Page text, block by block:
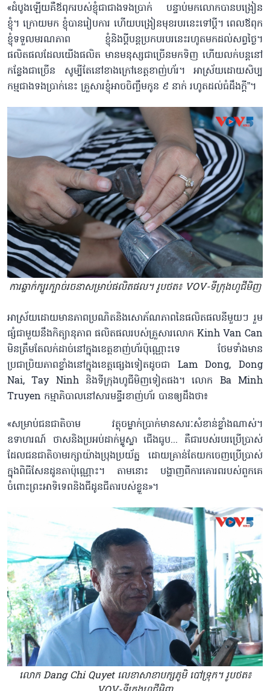
«ដំបូងឡើយគឺឪពុករបស់ខ្ញុំជាជាងទងប្រាក់ បន្ទាប់មកលោកបានបង្រៀន
ខ្ញុំ។ ក្រោយមក ខ្ញុំបានរៀបការ ហើយបង្រៀនមុខរបរនេះទៅប្តី។ ពេលឪពុក
ខ្ញុំទទួលមរណភាព ខ្ញុំនិងប្តីបន្តប្រកបរបរនេះរហូតមកដល់សព្វថ្ងៃ។
ផលិតផលដែលយើងផលិត មានមនុស្សជាច្រើនមកទិញ ហើយលក់បន្តនៅ
កន្លែងជាច្រើន សូម្បីតែនៅខាងក្រៅខេត្តខាញ់ហ័រ។ អាស្រ័យដោយសិប្ប
កម្មជាងទងប្រាក់នេះ គ្រួសារខ្ញុំអាចចិញ្ចឹមកូន ៩ នាក់ រហូតដល់ធំដឹងក្ដី”។
ការឆ្លាក់ក្បូរក្បាច់រចនាសម្រាប់ផលិតផល។ រូបថត៖ VOV-ទីក្រុងហូជីមិញ
អាស្រ័យដោយមានភាពប្រណិតនិងសោភ័ណភាពនៃផលិតផលនីមួយៗ រួម
ផ្សំជាមួយនឹងកិត្យានុភាព ផលិតផលរបស់គ្រួសារលោក Kinh Van Can
មិនត្រឹមតែលក់ដាច់នៅក្នុងខេត្តខាញ់ហ័រប៉ុណ្ណោះទេ ថែមទាំងមាន
ប្រជាប្រិយភាពខ្លាំងនៅក្នុងខេត្តផ្សេងទៀតដូចជា Lam Dong, Dong
Nai, Tay Ninh និងទីក្រុងហូជីមិញទៀតផង។ លោក Ba Minh
Truyen កម្មាភិបាលនៅសារមន្ទីរខាញ់ហ័រ បានឲ្យដឹងថា៖
«សម្រាប់ជនជាតិចាម វត្ថុចម្លាក់ប្រាក់មានសារៈសំខាន់ខ្លាំងណាស់។
ឧទាហរណ៍ ថាសនិងប្រអប់ដាក់ម្លូស្លា ជើងធូប... គឺជារបស់របរប្រើប្រាស់
ដែលជនជាតិចាមរក្សាយ៉ាងប្រុងប្រយ័ត្ន ដោយគ្រាន់តែយកចេញប្រើប្រាស់
ក្នុងពិធីសែនដូនតាប៉ុណ្ណោះ។ តាមនោះ បង្ហាញពីការគោរពរបស់ពួកគេ
ចំពោះព្រះអាទិទេពនិងជីដូនជីតារបស់ខ្លួន»។
លោក Dang Chi Quyet លេខាសាខាបក្សភូមិ បៅទ្រុក។ រូបថត៖